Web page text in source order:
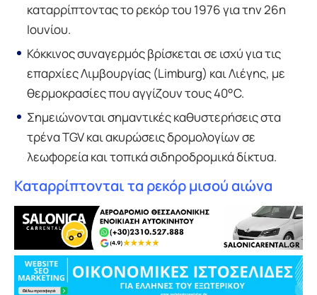
καταρρίπτοντας το ρεκόρ του 1976 για την 26η
Ιουνίου.
Κόκκινος συναγερμός βρίσκεται σε ισχύ για τις
επαρχίες Λιμβουργίας (Limburg) και Λιέγης, με
θερμοκρασίες που αγγίζουν τους 40°C.
Σημειώνονται σημαντικές καθυστερήσεις στα
τρένα TGV και ακυρώσεις δρομολογίων σε
λεωφορεία και τοπικά σιδηροδρομικά δίκτυα.
Καταρρίπτονται τα ρεκόρ μισού αιώνα